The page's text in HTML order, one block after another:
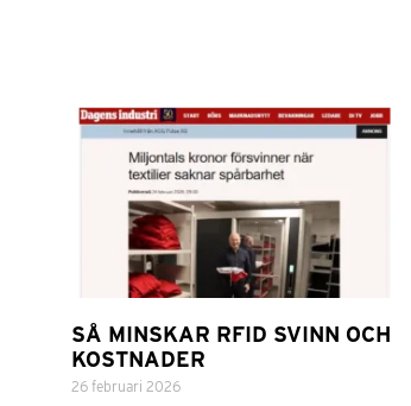
SÅ MINSKAR RFID SVINN OCH
KOSTNADER
26 februari 2026